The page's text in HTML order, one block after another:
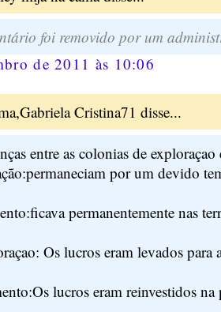
foi removido por um
de 2011 às 10:06
Cristina71 disse...
entre as colonias de
por um devido
permanentemente nas
Os lucros eram levados para
lucros eram reinvestidos